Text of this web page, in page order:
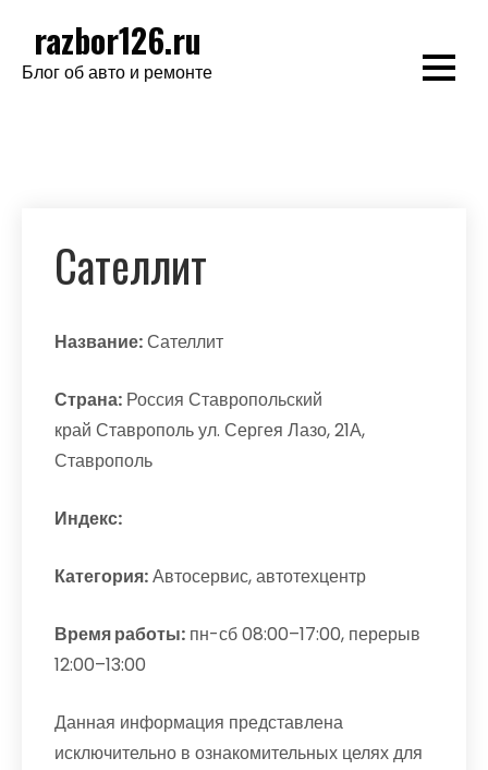
содержимому
razbor126.ru
Блог об авто и ремонте
Сателлит
Название:Сателлит
Страна: Россия Ставропольский
край Ставрополь ул. Сергея Лазо, 21А,
Ставрополь
Индекс:
Категория:Автосервис, автотехцентр
Время работы: пн-сб 08:00–17:00, перерыв
12:00–13:00
Данная информация представлена
исключительно в ознакомительных целях для